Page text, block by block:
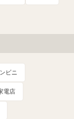
ビニ
電店